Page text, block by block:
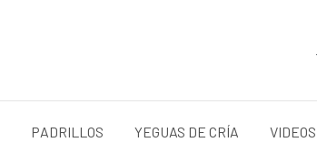
PADRILLOS YEGUAS DE CRÍA VIDEOS